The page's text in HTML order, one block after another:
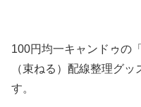
100円均一キャンドゥの
（束ねる）配線整理グ
す。